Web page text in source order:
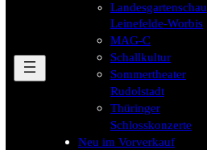
Landesgartenschau
Leinefelde-Worbis
MAG-C
Schallkultur
Sommertheater
Rudolstadt
Thüringer
Schlosskonzerte
Neu im Vorverkauf